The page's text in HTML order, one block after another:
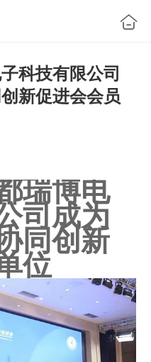
科技有限公司
新促进会会员
瑞博电
司成为
同创新
位